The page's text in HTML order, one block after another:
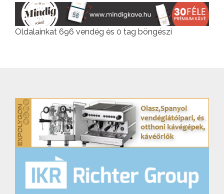
Oldalainkat 696 vendég és 0 tag böngészi